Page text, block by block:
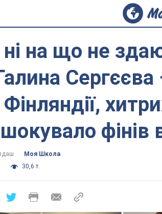
на що не
Сергєєва
фінів
Моя Школа
30,6 т.